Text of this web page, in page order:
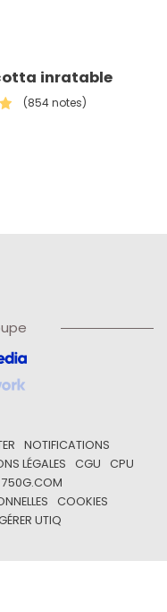
inratable
(854 notes)
NOTIFICATIONS
LÉGALES CGU
CPU
750G.COM
COOKIES
UTIQ